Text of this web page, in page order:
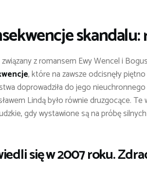
z romansem Ewy Wencel i
, które na zawsze odcisnęły
doprowadziła do jego
Lindą było równie druzgocące.
gdy wystawione są na próbę
się w 2007 roku.